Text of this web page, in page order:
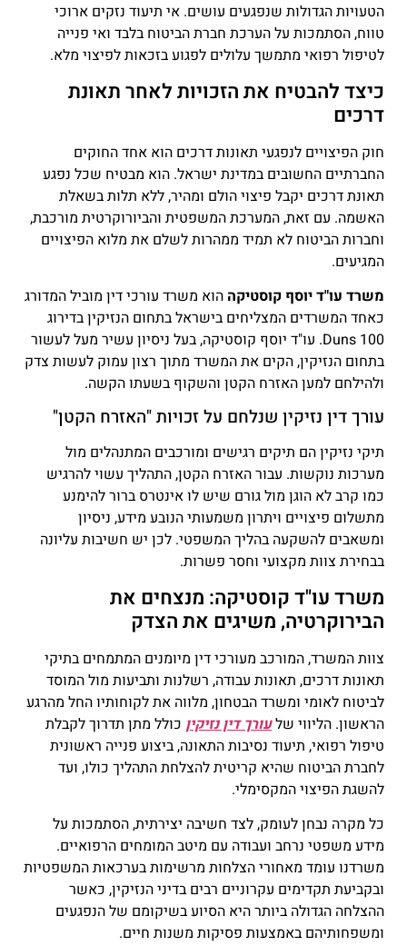
הטעויות הגדולות שנפגעים עושים. אי תיעוד נזקים ארוכי
טווח, הסתמכות על הערכת חברת הביטוח בלבד ואי פנייה
לטיפול רפואי מתמשך עלולים לפגוע בזכאות לפיצוי מלא.
כיצד להבטיח את הזכויות לאחר תאונת
דרכים
חוק הפיצויים לנפגעי תאונות דרכים הוא אחד החוקים
החברתיים החשובים במדינת ישראל. הוא מבטיח שכל נפגע
תאונת דרכים יקבל פיצוי הולם ומהיר, ללא תלות בשאלת
האשמה. עם זאת, המערכת המשפטית והביורוקרטית מורכבת,
וחברות הביטוח לא תמיד ממהרות לשלם את מלוא הפיצויים
המגיעים.
משרד עו"ד יוסף קוסטיקה הוא משרד עורכי דין מוביל המדורג
כאחד המשרדים המצליחים בישראל בתחום הנזיקין בדירוג
Duns 100. עו"ד יוסף קוסטיקה, בעל ניסיון עשיר מעל לעשור
בתחום הנזיקין, הקים את המשרד מתוך רצון עמוק לעשות צדק
ולהילחם למען האזרח הקטן והשקוף בשעתו הקשה.
עורך דין נזיקין שנלחם על זכויות "האזרח הקטן"
תיקי נזיקין הם תיקים רגישים ומורכבים המתנהלים מול
מערכות נוקשות. עבור האזרח הקטן, התהליך עשוי להרגיש
כמו קרב לא הוגן מול גורם שיש לו אינטרס ברור להימנע
מתשלום פיצויים ויתרון משמעותי הנובע מידע, ניסיון
ומשאבים להשקעה בהליך המשפטי. לכן יש חשיבות עליונה
בבחירת צוות מקצועי וחסר פשרות.
משרד עו"ד קוסטיקה: מנצחים את
הבירוקרטיה, משיגים את הצדק
צוות המשרד, המורכב מעורכי דין מיומנים המתמחים בתיקי
תאונות דרכים, תאונות עבודה, רשלנות ותביעות מול המוסד
לביטוח לאומי ומשרד הבטחון, מלווה את לקוחותיו החל מהרגע
הראשון. הליווי שלעורך דין נזיקין כולל מתן תדרוך לקבלת
טיפול רפואי, תיעוד נסיבות התאונה, ביצוע פנייה ראשונית
לחברת הביטוח שהיא קריטית להצלחת התהליך כולו, ועד
להשגת הפיצוי המקסימלי.
כל מקרה נבחן לעומק, לצד חשיבה יצירתית, הסתמכות על
מידע משפטי נרחב ועבודה עם מיטב המומחים הרפואיים.
משרדנו עומד מאחורי הצלחות מרשימות בערכאות המשפטיות
ובקביעת תקדימים עקרוניים רבים בדיני הנזיקין, כאשר
ההצלחה הגדולה ביותר היא הסיוע בשיקומם של הנפגעים
ומשפחותיהם באמצעות פסיקות משנות חיים.